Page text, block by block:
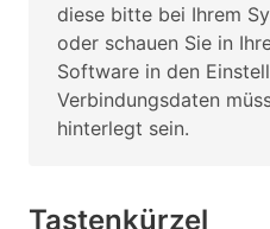
diese bitte bei Ihrem
oder schauen Sie in
Software in den
Verbindungsdaten
hinterlegt sein.
Tastenkürzel